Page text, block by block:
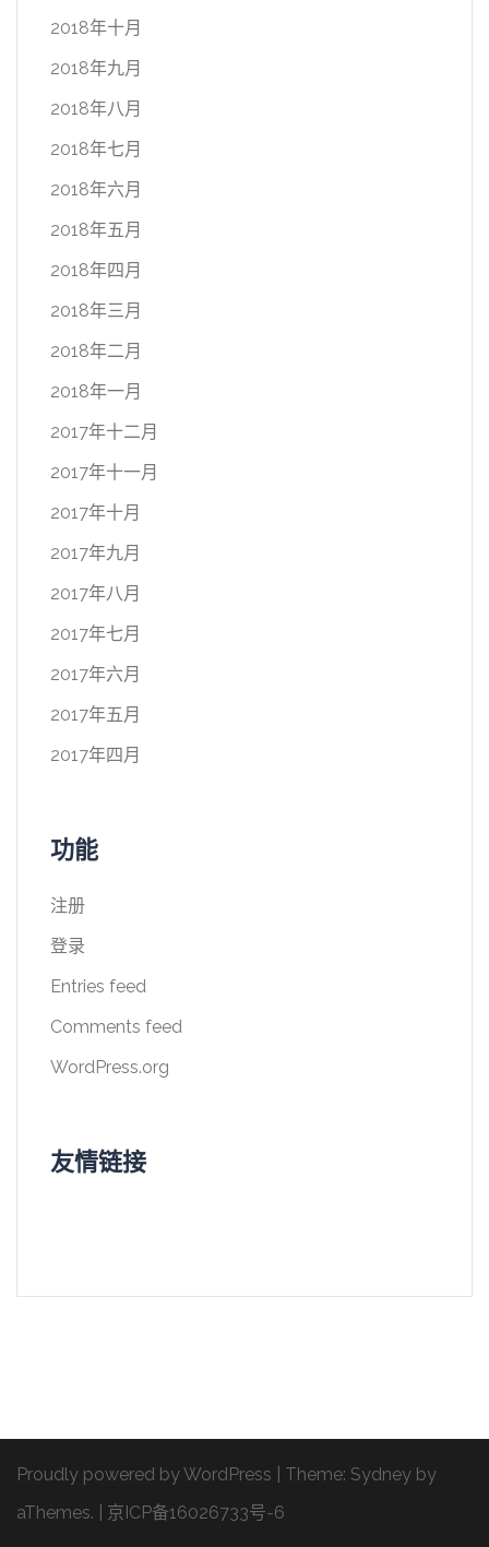
2018年十月
2018年九月
2018年八月
2018年七月
2018年六月
2018年五月
2018年四月
2018年三月
2018年二月
2018年一月
2017年十二月
2017年十一月
2017年十月
2017年九月
2017年八月
2017年七月
2017年六月
2017年五月
2017年四月
功能
注册
登录
Entries feed
Comments feed
WordPress.org
友情链接
Proudly powered by WordPress Theme: Sydney by
aThemes.
京ICP备16026733号-6